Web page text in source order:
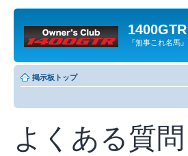
『無事これ名馬』
掲示板トップ
よくある質問